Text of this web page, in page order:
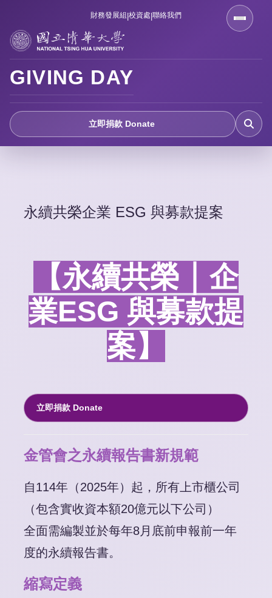
主
要
內
容
區
財務發展組 校資處 聯絡我們
GIVING DAY
立即捐款 Donate
永續共榮企業 ESG 與募款提案
【永續共榮 ￨ 企
業ESG 與募款提
案】
立即捐款 Donate
金管會之永續報告書新規範
自114年（2025年）起，所有上市櫃公司
（包含實收資本額20億元以下公司）
全面需編製並於每年8月底前申報前一年
度的永續報告書。
縮寫定義